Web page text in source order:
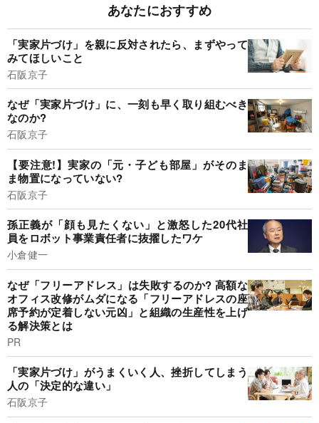
あなたにおすすめ
「実家片づけ」を親に反対されたら、まずやって
みてほしいこと
石阪京子
なぜ「実家片づけ」に、一刻も早く取り組むべき
なのか?
石阪京子
【要注意!】実家の「元・子ども部屋」がそのま
ま物置になっていない?
石阪京子
孫正義が「顔も見たくない」と激怒した20代社
員をロボット事業責任者に抜擢したワケ
小倉健一
なぜ「フリーアドレス」は失敗するのか? 高額な
オフィス改修がムダになる「フリーアドレスの座
席予約が定着しない元凶」と組織の生産性を上げ
る解決策とは
PR
「実家片づけ」がうまくいく人、挫折してしまう
人の「決定的な違い」
石阪京子